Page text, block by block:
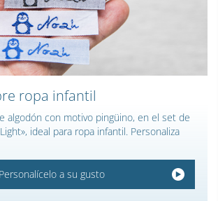
ropa infantil
algodón con motivo pingüino, en el set de
ideal para ropa infantil. Personaliza
Personalícelo a su gusto